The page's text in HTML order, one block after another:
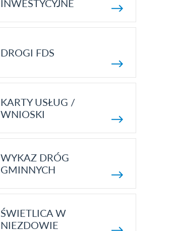
INWESTYCYJNE
DROGI FDS
KARTY USŁUG /
WNIOSKI
WYKAZ DRÓG
GMINNYCH
ŚWIETLICA W
NIEZDOWIE